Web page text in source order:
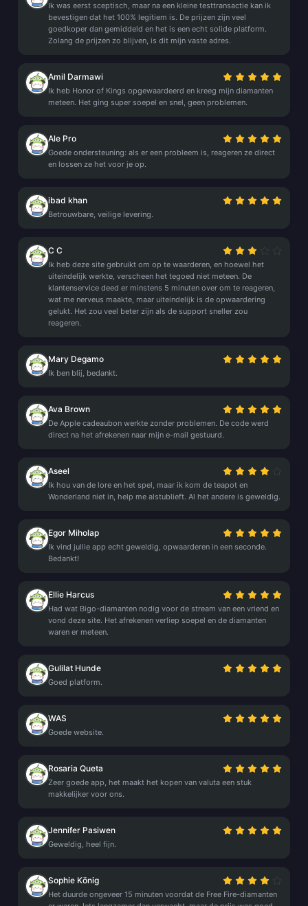
Ik was eerst sceptisch, maar na een kleine testtransactie kan ik
bevestigen dat het 100% legitiem is. De prijzen zijn veel
goedkoper dan gemiddeld en het is een echt solide platform.
Zolang de prijzen zo blijven, is dit mijn vaste adres.
Amil Darmawi
Ik heb Honor of Kings opgewaardeerd en kreeg mijn diamanten
meteen. Het ging super soepel en snel, geen problemen.
Ale Pro
Goede ondersteuning: als er een probleem is, reageren ze direct
en lossen ze het voor je op.
ibad khan
Betrouwbare, veilige levering.
C C
Ik heb deze site gebruikt om op te waarderen, en hoewel het
uiteindelijk werkte, verscheen het tegoed niet meteen. De
klantenservice deed er minstens 5 minuten over om te reageren,
wat me nerveus maakte, maar uiteindelijk is de opwaardering
gelukt. Het zou veel beter zijn als de support sneller zou
reageren.
Mary Degamo
Ik ben blij, bedankt.
Ava Brown
De Apple cadeaubon werkte zonder problemen. De code werd
direct na het afrekenen naar mijn e-mail gestuurd.
Aseel
Ik hou van de lore en het spel, maar ik kom de teapot en
Wonderland niet in, help me alstublieft. Al het andere is geweldig.
Egor Miholap
Ik vind jullie app echt geweldig, opwaarderen in een seconde.
Bedankt!
Ellie Harcus
Had wat Bigo-diamanten nodig voor de stream van een vriend en
vond deze site. Het afrekenen verliep soepel en de diamanten
waren er meteen.
Gulilat Hunde
Goed platform.
WAS
Goede website.
Rosaria Queta
Zeer goede app, het maakt het kopen van valuta een stuk
makkelijker voor ons.
Jennifer Pasiwen
Geweldig, heel fijn.
Sophie König
Het duurde ongeveer 15 minuten voordat de Free Fire-diamanten